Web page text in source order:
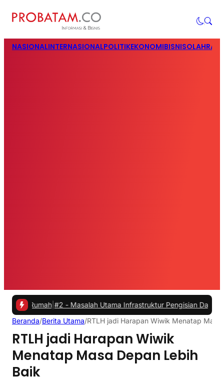
NASIONALINTERNASIONALPOLITIKEKONOMIBISNIS
| #2 -Masalah Utama Infrastruktur Pengisian Daya untuk
Beranda/Berita Utama/RTLH jadi Harapan Wiwik Menatap
RTLH jadi Harapan Wiwik
Menatap Masa Depan Lebih
Baik